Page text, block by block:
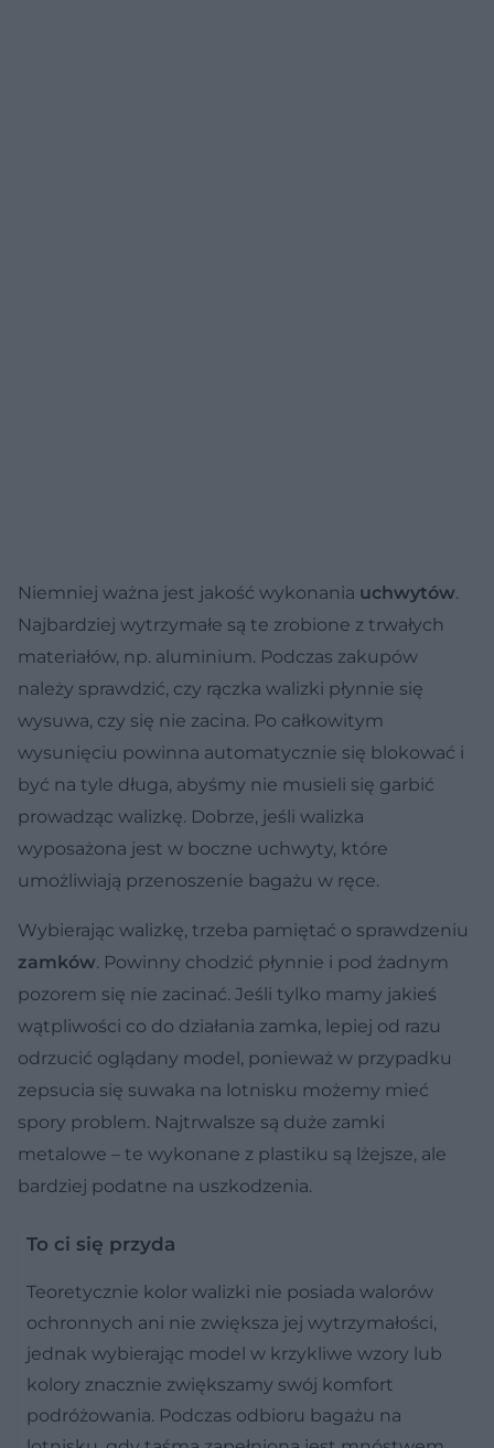
Niemniej ważna jest jakość wykonania uchwytów.
Najbardziej wytrzymałe są te zrobione z trwałych
materiałów, np. aluminium. Podczas zakupów
należy sprawdzić, czy rączka walizki płynnie się
wysuwa, czy się nie zacina. Po całkowitym
wysunięciu powinna automatycznie się blokować i
być na tyle długa, abyśmy nie musieli się garbić
prowadząc walizkę. Dobrze, jeśli walizka
wyposażona jest w boczne uchwyty, które
umożliwiają przenoszenie bagażu w ręce.
Wybierając walizkę, trzeba pamiętać o sprawdzeniu
zamków. Powinny chodzić płynnie i pod żadnym
pozorem się nie zacinać. Jeśli tylko mamy jakieś
wątpliwości co do działania zamka, lepiej od razu
odrzucić oglądany model, ponieważ w przypadku
zepsucia się suwaka na lotnisku możemy mieć
spory problem. Najtrwalsze są duże zamki
metalowe – te wykonane z plastiku są lżejsze, ale
bardziej podatne na uszkodzenia.
To ci się przyda
Teoretycznie kolor walizki nie posiada walorów
ochronnych ani nie zwiększa jej wytrzymałości,
jednak wybierając model w krzykliwe wzory lub
kolory znacznie zwiększamy swój komfort
podróżowania. Podczas odbioru bagażu na